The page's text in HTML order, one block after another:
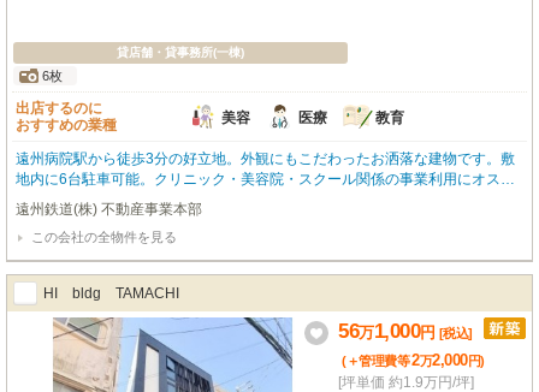
貸店舗・貸事務所(一棟)
6枚
出店するのに
おすすめの業種
美容 医療 教育
遠州病院駅から徒歩3分の好立地。外観にもこだわったお洒落な建物です。敷
地内に6台駐車可能。クリニック・美容院・スクール関係の事業利用にオスス
メ。
遠州鉄道(株) 不動産事業本部
この会社の全物件を見る
HI bldg TAMACHI
56万1,000円 [税込]
(＋管理費等2万2,000円)
[坪単価 約1.9万円/坪]